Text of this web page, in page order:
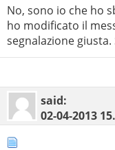
No, sono io che ho
ho modificato il
segnalazione giusta.
said:
02-04-2013